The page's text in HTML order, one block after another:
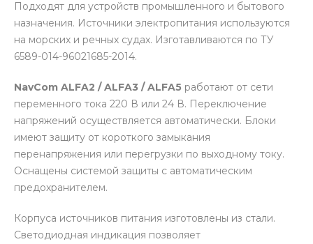
Подходят для устройств промышленного и бытового
назначения. Источники электропитания используются
на морских и речных судах. Изготавливаются по ТУ
6589-014-96021685-2014.
NavCom ALFA2 / ALFA3 / ALFA5 работают от сети
переменного тока 220 В или 24 В. Переключение
напряжений осуществляется автоматически. Блоки
имеют защиту от короткого замыкания
перенапряжения или перегрузки по выходному току.
Оснащены системой защиты с автоматическим
предохранителем.
Корпуса источников питания изготовлены из стали.
Светодиодная индикация позволяет